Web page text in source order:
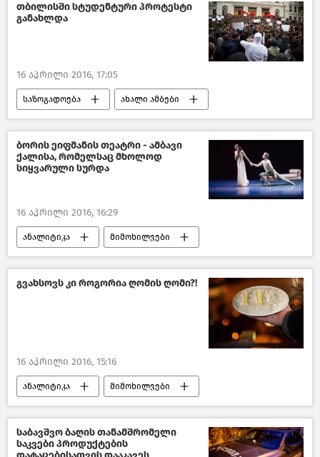
თბილისში სტუდენტური პროტესტი
განახლდა
16 აპრილი 2016, 17:05
საზოგადოება ახალი ამბები
საქართველო
ბორის ეიფმანის თეატრი - ამბავი
ქალისა, რომელსაც მხოლოდ
სიყვარული სურდა
16 აპრილი 2016, 16:29
ანალიტიკა მიმოხილვები
საქართველო
კულტურა საქართველოში
გვახსოვს კი როგორია ღომის ღომი?!
16 აპრილი 2016, 15:16
ანალიტიკა მიმოხილვები
საქართველო
საბავშვო ბაღის თანამშრომელი
საკვები პროდუქტების